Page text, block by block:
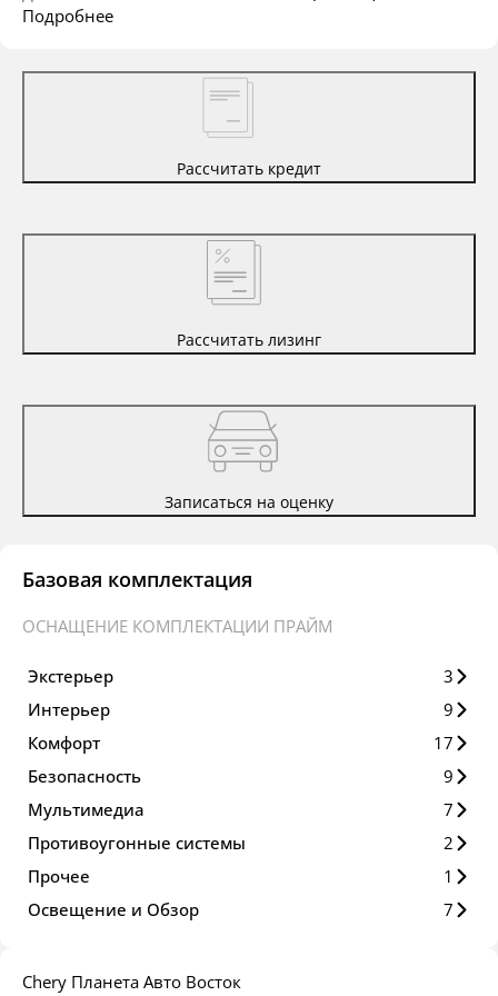
Подробнее
Рассчитать кредит
Рассчитать лизинг
Записаться на оценку
Базовая комплектация
ОСНАЩЕНИЕ КОМПЛЕКТАЦИИ ПРАЙМ
Экстерьер
3
Интерьер
9
Комфорт
17
Безопасность
9
Мультимедиа
7
Противоугонные системы
2
Прочее
1
Освещение и Обзор
7
Chery Планета Авто Восток